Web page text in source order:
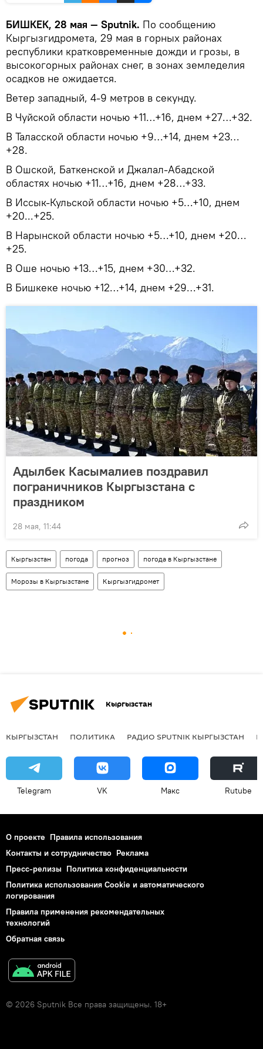
БИШКЕК, 28 мая — Sputnik. По сообщению
Кыргызгидромета, 29 мая в горных районах
республики кратковременные дожди и грозы, в
высокогорных районах снег, в зонах земледелия
осадков не ожидается.
Ветер западный, 4-9 метров в секунду.
В Чуйской области ночью +11…+16, днем +27…+32.
В Таласской области ночью +9…+14, днем +23…
+28.
В Ошской, Баткенской и Джалал-Абадской
областях ночью +11…+16, днем +28…+33.
В Иссык-Кульской области ночью +5…+10, днем
+20...+25.
В Нарынской области ночью +5…+10, днем +20…
+25.
В Оше ночью +13…+15, днем +30…+32.
В Бишкеке ночью +12…+14, днем +29…+31.
Адылбек Касымалиев поздравил
пограничников Кыргызстана с
праздником
28 мая, 11:44
Кыргызстан погода прогноз погода в Кыргызстане
Морозы в Кыргызстане Кыргызгидромет
Кыргызстан
КЫРГЫЗСТАН ПОЛИТИКА РАДИО SPUTNIK КЫРГЫЗСТАН
Telegram VK Макс Rutube
О проекте Правила использования
Контакты и сотрудничество Реклама
Пресс-релизы Политика конфиденциальности
Политика использования Cookie и автоматического
логирования
Правила применения рекомендательных
технологий
Обратная связь
© 2026 Sputnik Все права защищены. 18+